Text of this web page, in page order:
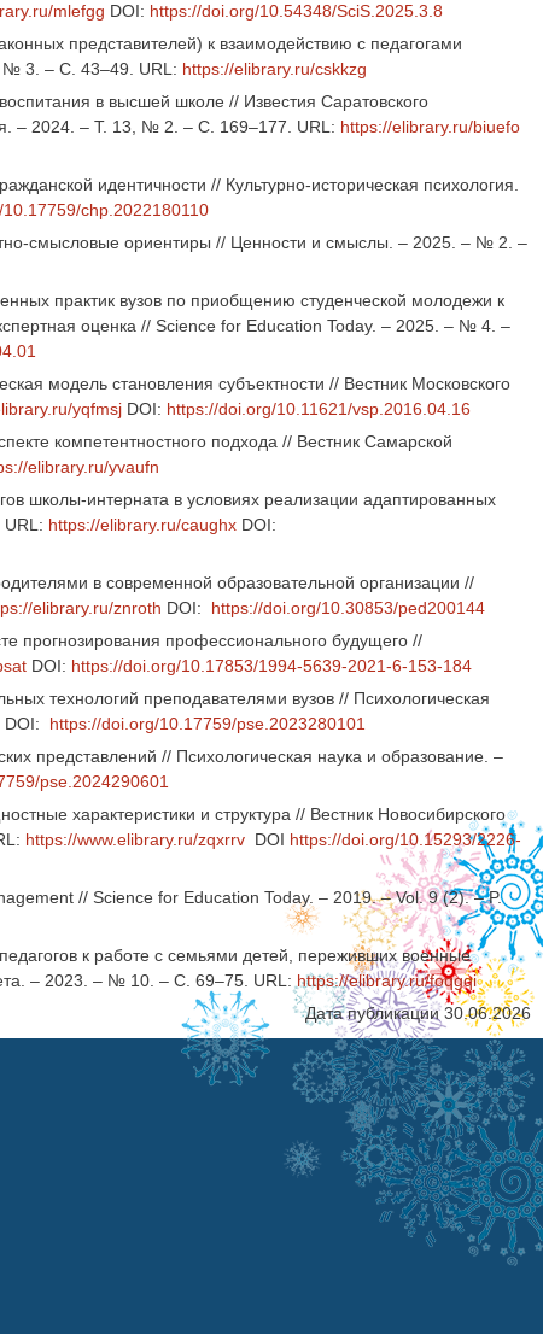
mlefgg DOI: https://doi.org/10.54348/SciS.2025.3.8
представителей) к взаимодействию с педагогами
№ 3. – С. 43–49. URL: https://elibrary.ru/cskkzg
в высшей школе // Известия Саратовского
– 2024. – Т. 13, № 2. – С. 169–177. URL: https://elibrary.ru/biuefo
идентичности // Культурно-историческая психология.
chp.2022180110
смысловые ориентиры // Ценности и смыслы. – 2025. – № 2. –
практик вузов по приобщению студенческой молодежи к
оценка // Science for Education Today. – 2025. – № 4. –
модель становления субъектности // Вестник Московского
yqfmsj DOI: https://doi.org/10.11621/vsp.2016.04.16
компетентностного подхода // Вестник Самарской
elibrary.ru/yvaufn
школы-интерната в условиях реализации адаптированных
https://elibrary.ru/caughx DOI:
в современной образовательной организации //
elibrary.ru/znroth DOI: https://doi.org/10.30853/ped200144
прогнозирования профессионального будущего //
DOI: https://doi.org/10.17853/1994-5639-2021-6-153-184
технологий преподавателями вузов // Психологическая
DOI: https://doi.org/10.17759/pse.2023280101
представлений // Психологическая наука и образование. –
pse.2024290601
характеристики и структура // Вестник Новосибирского
https://www.elibrary.ru/zqxrrv DOI https://doi.org/10.15293/2226-
// Science for Education Today. – 2019. – Vol. 9 (2). – P.
к работе с семьями детей, переживших военные
– 2023. – № 10. – С. 69–75. URL:https://elibrary.ru/foqgqi
Дата публикации 30.06.2026